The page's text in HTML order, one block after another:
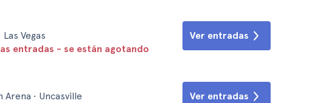
Vegas
entradas - se están agotando
Ver entradas
Arena • Uncasville
Ver entradas